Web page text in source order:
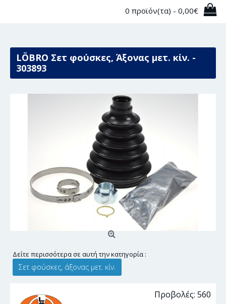
0 προϊόν(τα) - 0,00€
LÖBRO Σετ φούσκες, Άξονας μετ. κίν. -
303893
Δείτε περισσότερα σε αυτή την κατηγορία :
Σετ φούσκες, άξονας μετ. κίν.
Προβολές: 560